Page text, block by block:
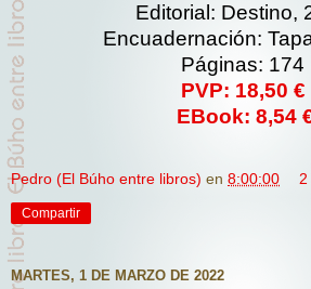
Editorial: Destino,
Encuadernación:
Páginas: 174
PVP: 18,50 €
EBook: 8,54
Pedro (El Búho entre libros) en 8:00:00
Compartir
MARTES, 1 DE MARZO DE 2022